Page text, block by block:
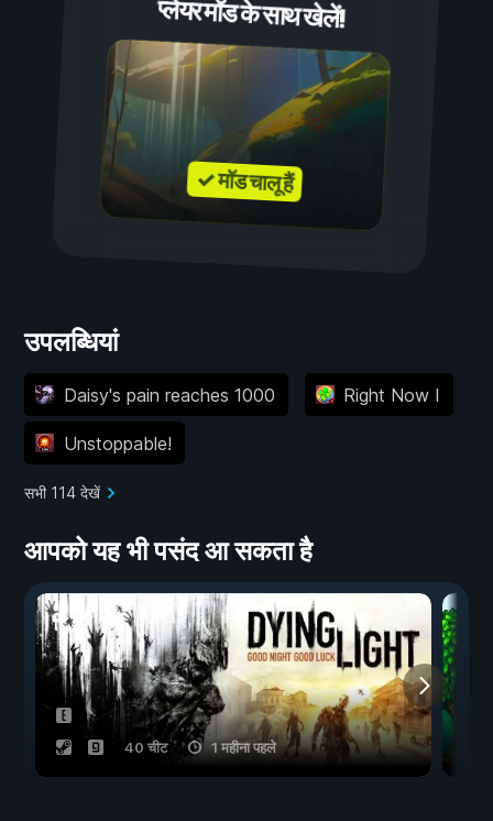
प्लेयर मॉड के साथ खेलें!
✓ मॉड चालू हैं
उपलब्धियां
Daisy's pain reaches 1000 Right Now I
Unstoppable!
सभी 114 देखें
आपको यह भी पसंद आ सकता है
40 चीट 1 महीना पहले